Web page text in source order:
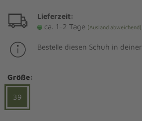
Lieferzeit:
ca. 1-2 Tage (Ausland abweichend)
Bestelle diesen Schuh in deiner
Größe:
39